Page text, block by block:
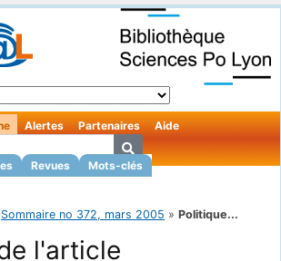
Revues Mots-clés
Alertes Partenaires Aide
Sommaire no 372, mars 2005 » Politique...
l'article